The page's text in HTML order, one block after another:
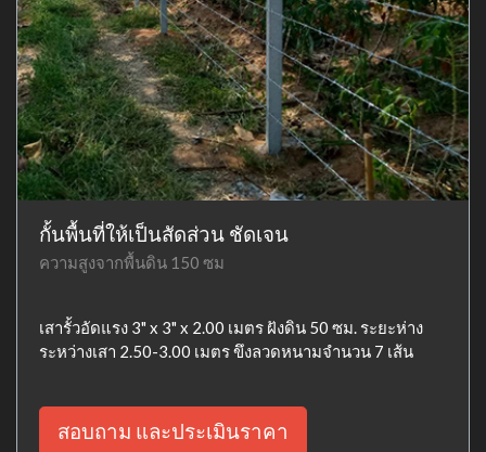
กั้นพื้นที่ให้เป็นสัดส่วน ชัดเจน
ความสูงจากพื้นดิน 150 ซม
เสารั้วอัดแรง 3" x 3" x 2.00 เมตร ฝังดิน 50 ซม. ระยะห่าง
ระหว่างเสา 2.50-3.00 เมตร ขึงลวดหนามจำนวน 7 เส้น
สอบถาม และประเมินราคา